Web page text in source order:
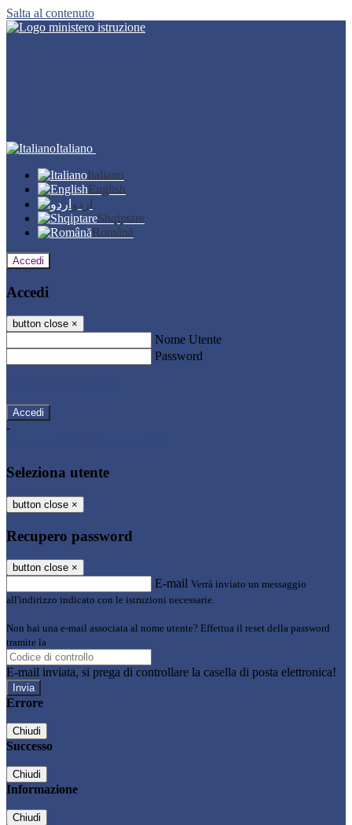
Salta al contenuto
Italiano
Italiano
English
اردو
Shqiptare
Română
Accedi
Accedi
button close ×
Nome Utente
Password
-
Seleziona utente
button close ×
Recupero password
button close ×
E-mail Verrà inviato un messaggio
all'indirizzo indicato con le istruzioni necessarie.
Non hai una e-mail associata al nome utente? Effettua il reset della password
tramite la
E-mail inviata, si prega di controllare la casella di posta elettronica!
Errore
Chiudi
Successo
Chiudi
Informazione
Chiudi